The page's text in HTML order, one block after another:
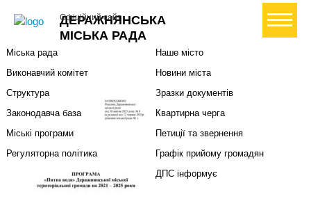
ДЕРАЖНЯНСЬКА
МІСЬКА РАДА
Офіційний сайт+ Створити петицію
Міський голова
Міська рада
Виконавчий комітет
Структура
Законодавча база
Міські програми
Регуляторна політика
Наше місто
Новини міста
Зразки документів
Квартирна черга
Петиції та звернення
Графік прийому громадян
ДПС інформує